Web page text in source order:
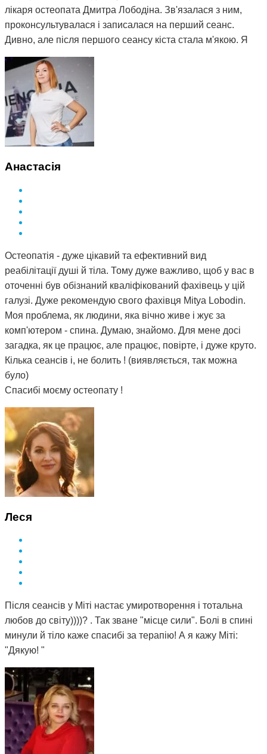
лікаря остеопата Дмитра Лободіна. Зв'язалася з ним,
проконсультувалася і записалася на перший сеанс.
Дивно, але після першого сеансу кіста стала м'якою. Я
почала відвідувати сеанси за призначенням Дмитра і
через 3 місяці вона повністю розсмокталася. Як це
працює, взагалі не розумію. Те, чого ліки не змогли
зробити за півтора року, зміг зробити Дмитро і за такий
невеликий термін. Лікар у поліклініці сказав, що мені
просто пощастило і я на досвідченого фахівця
натрапила. А ще кажуть, що здоров'я за гроші не купиш.
Я ось купила і спасибі за це вам Дмитро.
Анастасія
Остеопатія - дуже цікавий та ефективний вид
реабілітації душі й тіла. Тому дуже важливо, щоб у вас в
оточенні був обізнаний кваліфікований фахівець у цій
галузі. Дуже рекомендую свого фахівця Mitya Lobodin.
Моя проблема, як людини, яка вічно живе і жує за
комп'ютером - спина. Думаю, знайомо. Для мене досі
загадка, як це працює, але працює, повірте, і дуже круто.
Кілька сеансів і, не болить ! (виявляється, так можна
було)
Спасибі моєму остеопату !
Леся
Після сеансів у Міті настає умиротворення і тотальна
любов до світу))))? . Так зване "місце сили". Болі в спині
минули й тіло каже спасибі за терапію! А я кажу Міті:
"Дякую! "